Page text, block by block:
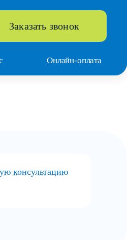
Заказать звонок
Онлайн-оплата
консультацию